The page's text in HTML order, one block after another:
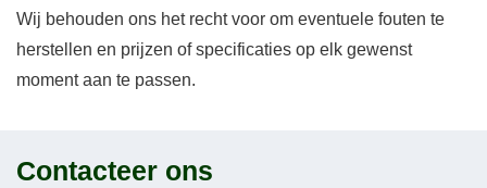
Wij behouden ons het recht voor om eventuele fouten te
herstellen en prijzen of specificaties op elk gewenst
moment aan te passen.
Contacteer ons